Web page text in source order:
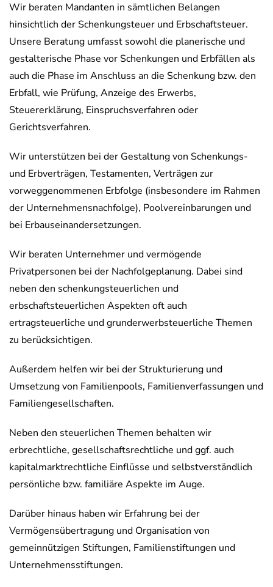
Wir beraten Mandanten in sämtlichen Belangen
hinsichtlich der Schenkungsteuer und Erbschaftsteuer.
Unsere Beratung umfasst sowohl die planerische und
gestalterische Phase vor Schenkungen und Erbfällen als
auch die Phase im Anschluss an die Schenkung bzw. den
Erbfall, wie Prüfung, Anzeige des Erwerbs,
Steuererklärung, Einspruchsverfahren oder
Gerichtsverfahren.
Wir unterstützen bei der Gestaltung von Schenkungs-
und Erbverträgen, Testamenten, Verträgen zur
vorweggenommenen Erbfolge (insbesondere im Rahmen
der Unternehmensnachfolge), Poolvereinbarungen und
bei Erbauseinandersetzungen.
Wir beraten Unternehmer und vermögende
Privatpersonen bei der Nachfolgeplanung. Dabei sind
neben den schenkungsteuerlichen und
erbschaftsteuerlichen Aspekten oft auch
ertragsteuerliche und grunderwerbsteuerliche Themen
zu berücksichtigen.
Außerdem helfen wir bei der Strukturierung und
Umsetzung von Familienpools, Familienverfassungen und
Familiengesellschaften.
Neben den steuerlichen Themen behalten wir
erbrechtliche, gesellschaftsrechtliche und ggf. auch
kapitalmarktrechtliche Einflüsse und selbstverständlich
persönliche bzw. familiäre Aspekte im Auge.
Darüber hinaus haben wir Erfahrung bei der
Vermögensübertragung und Organisation von
gemeinnützigen Stiftungen, Familienstiftungen und
Unternehmensstiftungen.